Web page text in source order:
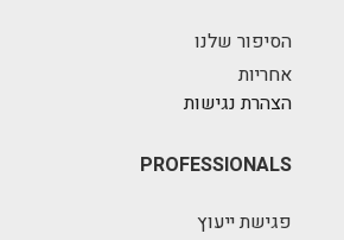
הסיפור שלנו
אחריות
הצהרת נגישות
PROFESSIONALS
פגישת ייעוץ